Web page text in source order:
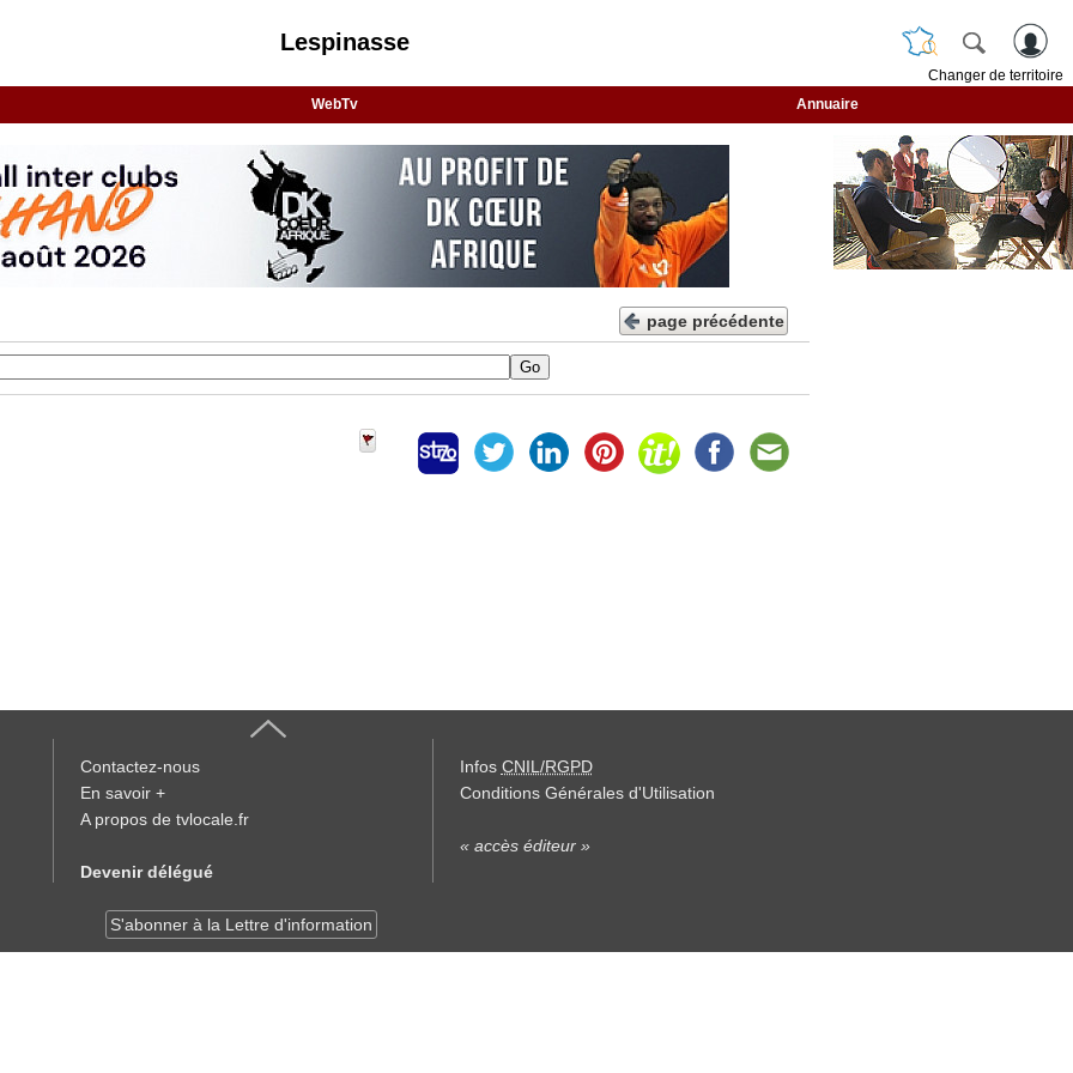
Lespinasse
Changer de territoire
WebTv Annuaire
page précédente
Contactez-nous
En savoir +
A propos de tvlocale.fr
Devenir délégué
S'abonner à la Lettre d'information
Infos CNIL/RGPD
Conditions Générales d'Utilisation
« accès éditeur »